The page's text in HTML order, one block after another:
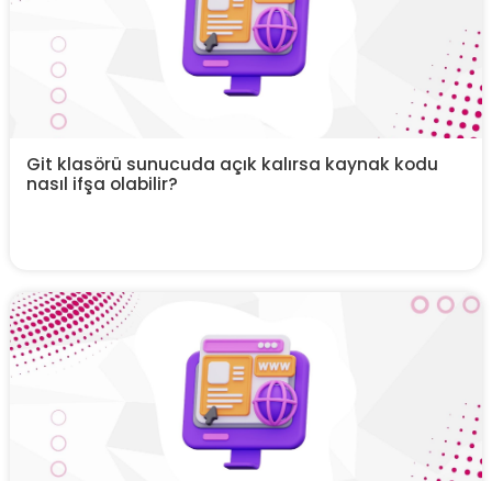
Git klasörü sunucuda açık kalırsa kaynak kodu
nasıl ifşa olabilir?